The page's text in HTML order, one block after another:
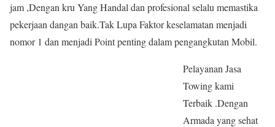
jam ,Dengan kru Yang Handal dan profesional selalu memastika
pekerjaan dangan baik.Tak Lupa Faktor keselamatan menjadi
nomor 1 dan menjadi Point penting dalam pengangkutan Mobil.
Pelayanan Jasa
Towing kami
Terbaik .Dengan
Armada yang sehat